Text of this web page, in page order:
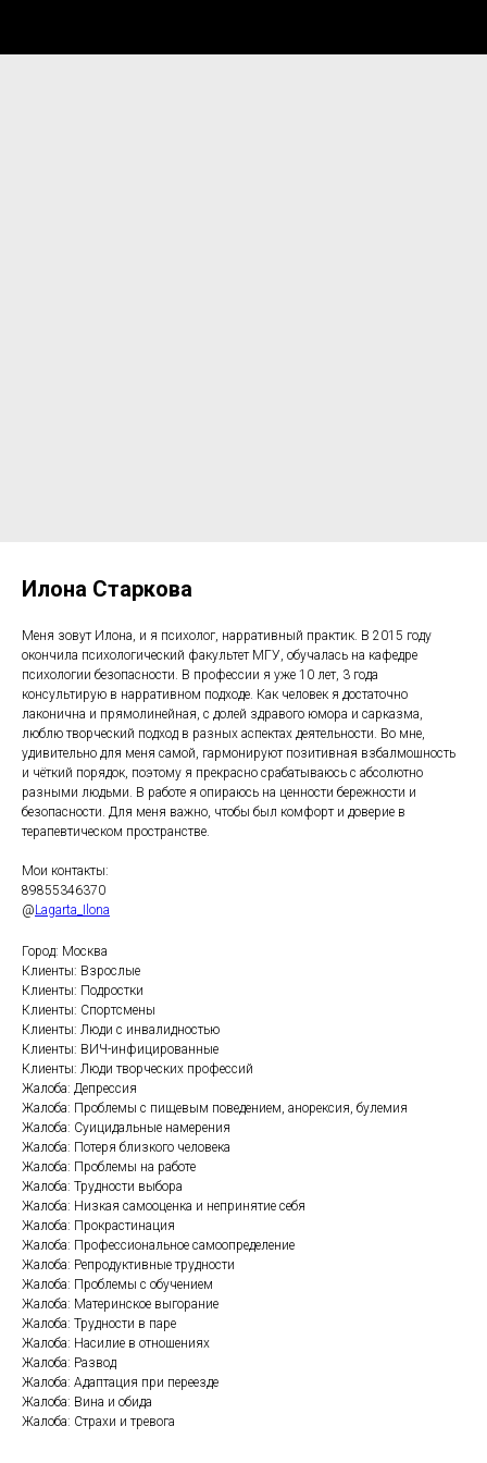
Илона Старкова
Меня зовут Илона, и я психолог, нарративный практик. В 2015 году
окончила психологический факультет МГУ, обучалась на кафедре
психологии безопасности. В профессии я уже 10 лет, 3 года
консультирую в нарративном подходе. Как человек я достаточно
лаконична и прямолинейная, с долей здравого юмора и сарказма,
люблю творческий подход в разных аспектах деятельности. Во мне,
удивительно для меня самой, гармонируют позитивная взбалмошность
и чёткий порядок, поэтому я прекрасно срабатываюсь с абсолютно
разными людьми. В работе я опираюсь на ценности бережности и
безопасности. Для меня важно, чтобы был комфорт и доверие в
терапевтическом пространстве.
Мои контакты:
89855346370
@Lagarta_Ilona
Город: Москва
Клиенты: Взрослые
Клиенты: Подростки
Клиенты: Спортсмены
Клиенты: Люди с инвалидностью
Клиенты: ВИЧ-инфицированные
Клиенты: Люди творческих профессий
Жалоба: Депрессия
Жалоба: Проблемы с пищевым поведением, анорексия, булемия
Жалоба: Суицидальные намерения
Жалоба: Потеря близкого человека
Жалоба: Проблемы на работе
Жалоба: Трудности выбора
Жалоба: Низкая самооценка и непринятие себя
Жалоба: Прокрастинация
Жалоба: Профессиональное самоопределение
Жалоба: Репродуктивные трудности
Жалоба: Проблемы с обучением
Жалоба: Материнское выгорание
Жалоба: Трудности в паре
Жалоба: Насилие в отношениях
Жалоба: Развод
Жалоба: Адаптация при переезде
Жалоба: Вина и обида
Жалоба: Страхи и тревога